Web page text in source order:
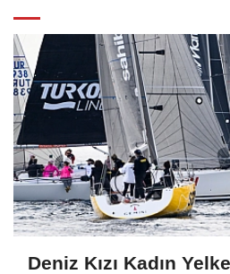
Deniz Kızı Kadın